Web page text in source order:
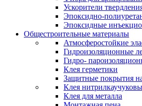
Ускорители
Эпоксидно-
Эпоксидные
Общестроительные материалы
Атмосферостойкие
Гидроизоляционные
Гидро-
Клея герметики
Защитные покрытия
Клея
Клея для металла